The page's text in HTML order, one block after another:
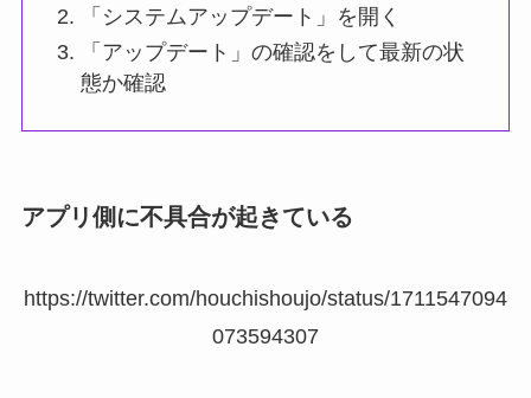
「システムアップデート」を開く
「アップデート」の確認をして最新の状
態か確認
アプリ側に不具合が起きている
https://twitter.com/houchishoujo/status/1711547094
073594307